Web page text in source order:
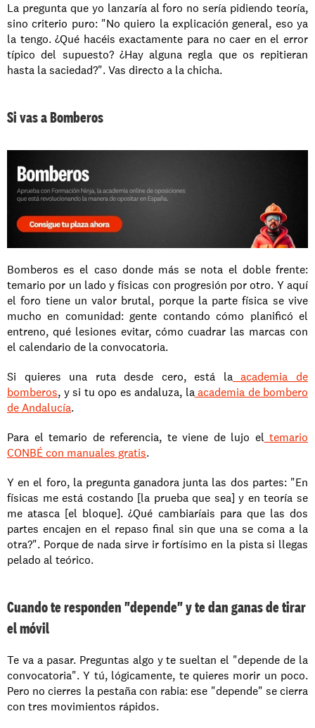
La pregunta que yo lanzaría al foro no sería pidiendo teoría,
sino criterio puro: "No quiero la explicación general, eso ya
la tengo. ¿Qué hacéis exactamente para no caer en el error
típico del supuesto? ¿Hay alguna regla que os repitieran
hasta la saciedad?". Vas directo a la chicha.
Si vas a Bomberos
Bomberos es el caso donde más se nota el doble frente:
temario por un lado y físicas con progresión por otro. Y aquí
el foro tiene un valor brutal, porque la parte física se vive
mucho en comunidad: gente contando cómo planificó el
entreno, qué lesiones evitar, cómo cuadrar las marcas con
el calendario de la convocatoria.
Si quieres una ruta desde cero, está la academia de
bomberos, y si tu opo es andaluza, la academia de bombero
de Andalucía.
Para el temario de referencia, te viene de lujo el temario
CONBÉ con manuales gratis.
Y en el foro, la pregunta ganadora junta las dos partes: "En
físicas me está costando [la prueba que sea] y en teoría se
me atasca [el bloque]. ¿Qué cambiaríais para que las dos
partes encajen en el repaso final sin que una se coma a la
otra?". Porque de nada sirve ir fortísimo en la pista si llegas
pelado al teórico.
Cuando te responden "depende" y te dan ganas de tirar
el móvil
Te va a pasar. Preguntas algo y te sueltan el "depende de la
convocatoria". Y tú, lógicamente, te quieres morir un poco.
Pero no cierres la pestaña con rabia: ese "depende" se cierra
con tres movimientos rápidos.